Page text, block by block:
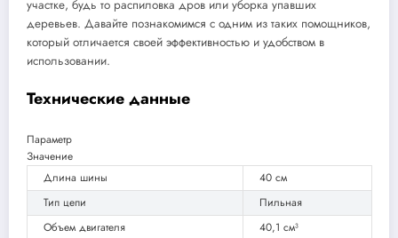
участке, будь то распиловка дров или уборка упавших
деревьев. Давайте познакомимся с одним из таких помощников,
который отличается своей эффективностью и удобством в
использовании.
Технические данные
Параметр
Значение
Длина шины
40 см
Тип цепи
Пильная
Объем двигателя
40,1 см³